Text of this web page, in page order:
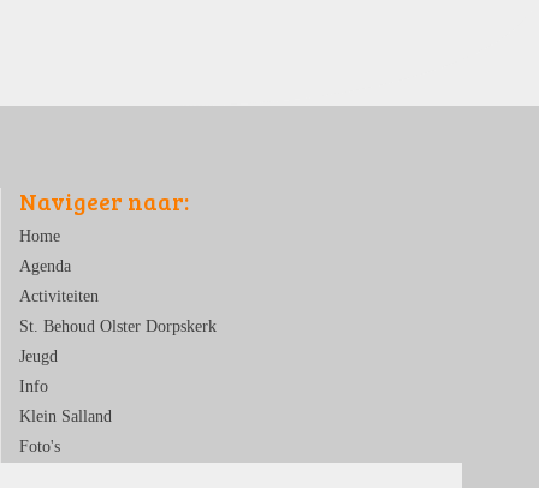
Navigeer naar:
Home
Agenda
Activiteiten
St. Behoud Olster Dorpskerk
Jeugd
Info
Klein Salland
Foto's